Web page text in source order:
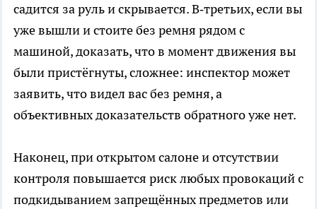
садится за руль и скрывается. В‑третьих, если вы
уже вышли и стоите без ремня рядом с
машиной, доказать, что в момент движения вы
были пристёгнуты, сложнее: инспектор может
заявить, что видел вас без ремня, а
объективных доказательств обратного уже нет.
Наконец, при открытом салоне и отсутствии
контроля повышается риск любых провокаций с
подкидыванием запрещённых предметов или